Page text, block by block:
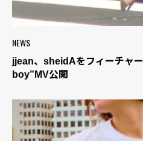
NEWS
jjean、sheidAをフィーチャ
boy”MV公開